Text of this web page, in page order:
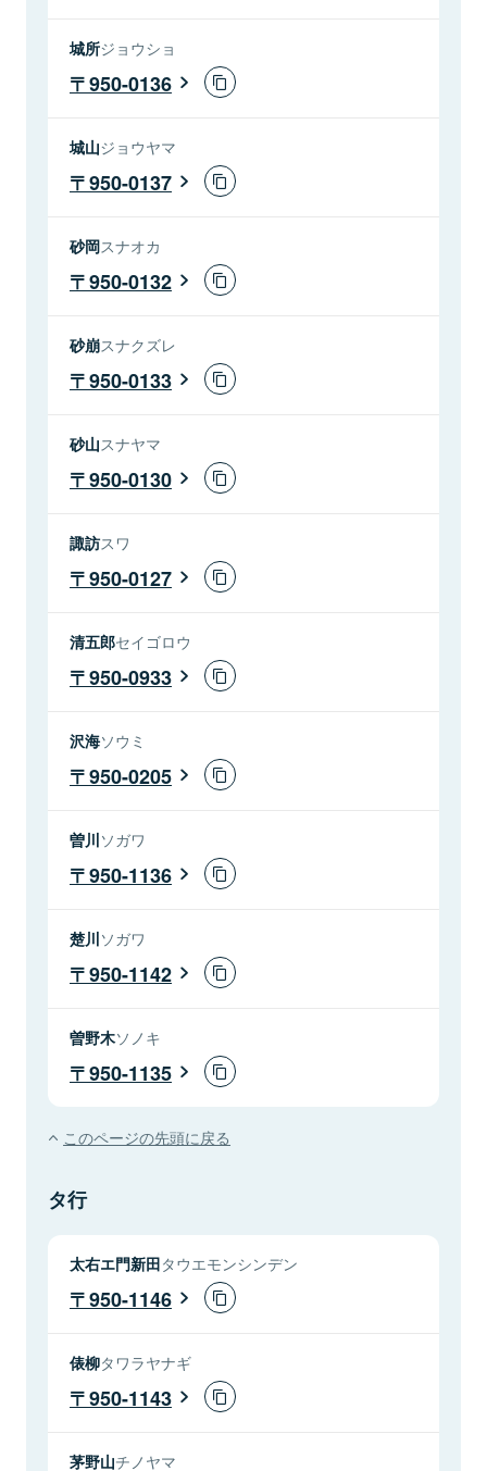
城所ジョウショ
950-0136
城山ジョウヤマ
950-0137
砂岡スナオカ
950-0132
砂崩スナクズレ
950-0133
砂山スナヤマ
950-0130
諏訪スワ
950-0127
清五郎セイゴロウ
950-0933
沢海ソウミ
950-0205
曽川ソガワ
950-1136
楚川ソガワ
950-1142
曽野木ソノキ
950-1135
このページの先頭に戻る
タ行
太右エ門新田タウエモンシンデン
950-1146
俵柳タワラヤナギ
950-1143
茅野山チノヤマ